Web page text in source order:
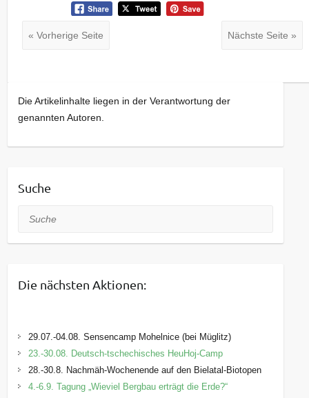
« Vorherige Seite Nächste Seite »
Die Artikelinhalte liegen in der Verantwortung der
genannten Autoren.
Suche
Suche
Die nächsten Aktionen:
29.07.-04.08. Sensencamp Mohelnice (bei Müglitz)
23.-30.08. Deutsch-tschechisches HeuHoj-Camp
28.-30.8. Nachmäh-Wochenende auf den Bielatal-Biotopen
4.-6.9. Tagung „Wieviel Bergbau erträgt die Erde?“